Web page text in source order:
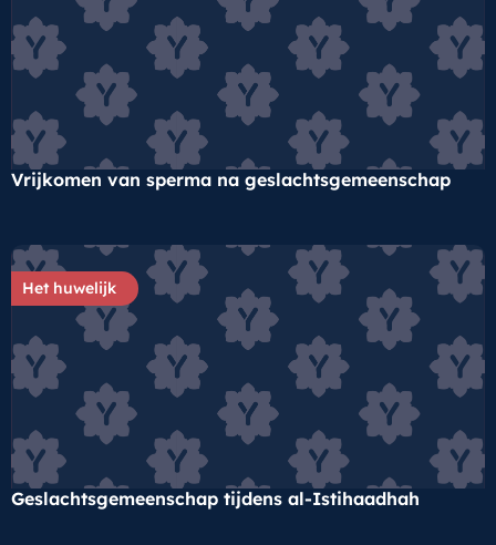
Vrijkomen van sperma na geslachtsgemeenschap
Het huwelijk
Geslachtsgemeenschap tijdens al-Istihaadhah